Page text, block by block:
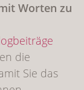
Worten zu
die
Sie das